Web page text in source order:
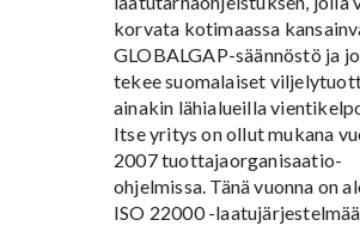
korvata kotimaassa
GLOBALGAP-säännöstö ja
tekee suomalaiset
ainakin lähialueilla
Itse yritys on ollut mukana
2007 tuottajaorganisaatio-
ohjelmissa. Tänä vuonna on
ISO 22000 -